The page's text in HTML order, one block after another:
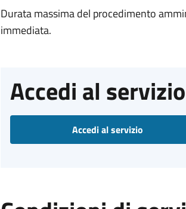
Durata massima del procedimento
immediata.
Accedi al servizio
Accedi al servizio